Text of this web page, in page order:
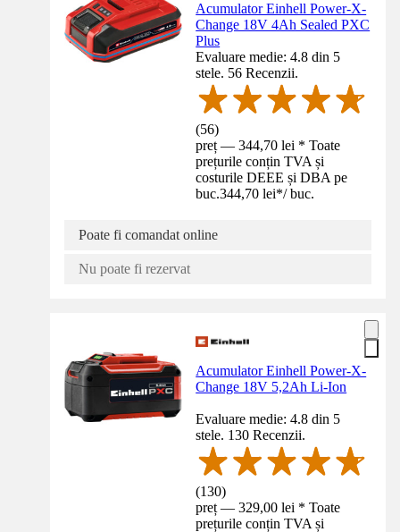
Acumulator Einhell Power-X-
Change 18V 4Ah Sealed PXC
Plus
Evaluare medie: 4.8 din 5
stele. 56 Recenzii.
(56)
preț — 344,70 lei * Toate
prețurile conțin TVA și
costurile DEEE și DBA pe
buc.344,70 lei*/ buc.
Poate fi comandat online
Nu poate fi rezervat
Acumulator Einhell Power-X-
Change 18V 5,2Ah Li-Ion
Evaluare medie: 4.8 din 5
stele. 130 Recenzii.
(130)
preț — 329,00 lei * Toate
prețurile conțin TVA și